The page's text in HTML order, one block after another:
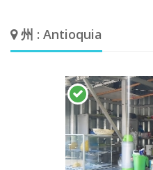
州 : Antioquia